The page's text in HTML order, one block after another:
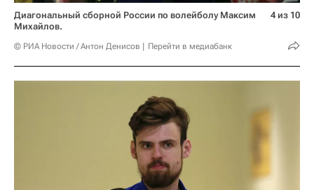
Диагональный сборной России по волейболу Максим
Михайлов.
© РИА Новости / Антон Денисов Перейти в медиабанк
4 из 10